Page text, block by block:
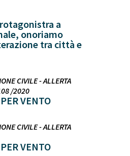
a
onoriamo
tra città e
CIVILE - ALLERTA
/2020
VENTO
CIVILE - ALLERTA
VENTO